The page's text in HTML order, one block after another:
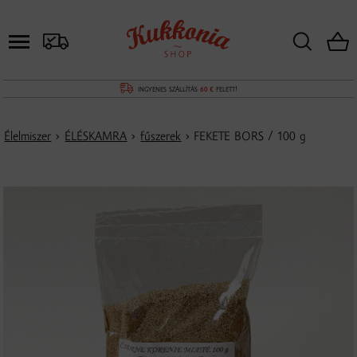
INGYENES SZÁLLÍTÁS 60 € FELETT!
Élelmiszer › ÉLÉSKAMRA › fűszerek › FEKETE BORS / 100 g